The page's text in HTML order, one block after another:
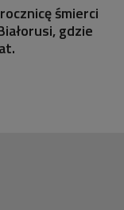
śmierci
gdzie